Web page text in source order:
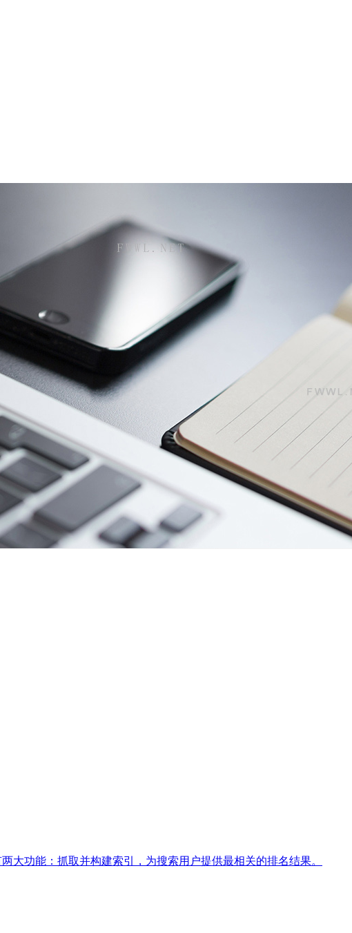
大功能：抓取并构建索引，为搜索用户提供最相关的排名结果。